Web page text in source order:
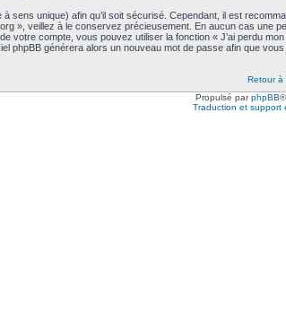
sens unique) afin qu’il soit sécurisé. Cependant, il est
», veillez à le conservez précieusement. En aucun cas une
votre compte, vous pouvez utiliser la fonction « J’ai perdu
phpBB générera alors un nouveau mot de passe afin que
Retour à
Propulsé parphpBB
Traduction et support